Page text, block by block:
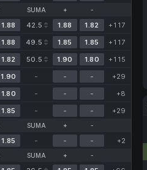
SUMA + -
1.88 42.5 1.88 1.82
+117
1.88 49.5 1.85 1.85
+117
1.82 50.5 1.90 1.80
+115
1.90 - - -
+29
1.80 - - -
+8
1.85 - - - +29
SUMA + -
1.85 - - - +2
SUMA + -